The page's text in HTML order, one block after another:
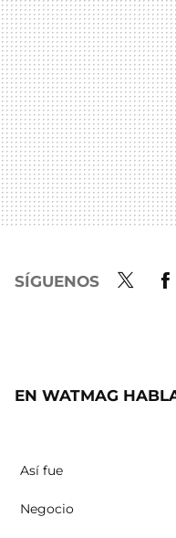
SÍGUENOS
EN WATMAG
Así fue
Negocio